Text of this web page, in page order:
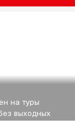
на туры
выходных